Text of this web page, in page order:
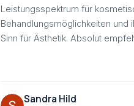
Leistungsspektrum für
Behandlungsmöglichkeiten und
Sinn für Ästhetik. Absolut
Sandra Hild